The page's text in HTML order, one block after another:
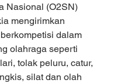
Nasional (O2SN)
mengirimkan
dalam
olahraga seperti
tolak peluru, catur,
silat dan olah